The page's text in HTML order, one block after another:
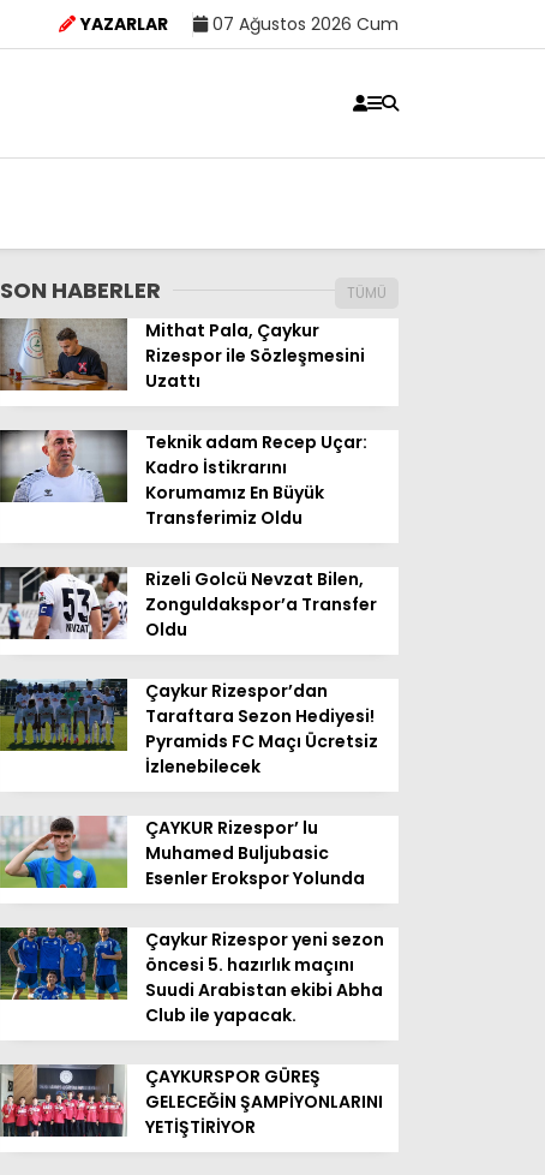
YAZARLAR 07 Ağustos 2026 Cum
SON HABERLER TÜMÜ
Mithat Pala, Çaykur
Rizespor ile Sözleşmesini
Uzattı
Teknik adam Recep Uçar:
Kadro İstikrarını
Korumamız En Büyük
Transferimiz Oldu
Rizeli Golcü Nevzat Bilen,
Zonguldakspor’a Transfer
Oldu
Çaykur Rizespor’dan
Taraftara Sezon Hediyesi!
Pyramids FC Maçı Ücretsiz
İzlenebilecek
ÇAYKUR Rizespor’ lu
Muhamed Buljubasic
Esenler Erokspor Yolunda
Çaykur Rizespor yeni sezon
öncesi 5. hazırlık maçını
Suudi Arabistan ekibi Abha
Club ile yapacak.
ÇAYKURSPOR GÜREŞ
GELECEĞİN ŞAMPİYONLARINI
YETİŞTİRİYOR